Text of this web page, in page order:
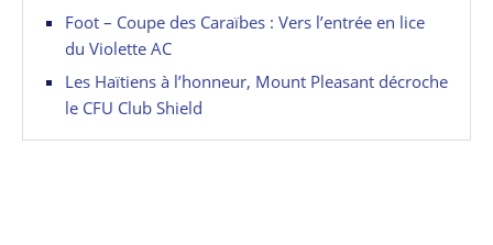
Foot – Coupe des Caraïbes : Vers l’entrée en lice
du Violette AC
Les Haïtiens à l’honneur, Mount Pleasant décroche
le CFU Club Shield